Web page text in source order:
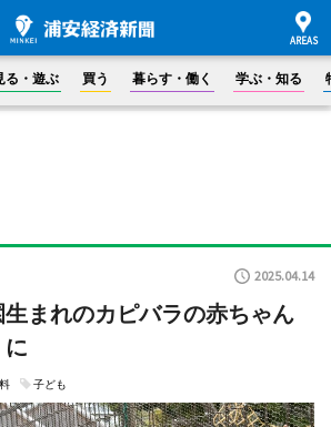
る・遊ぶ 買う 暮らす・働く 学ぶ・知る
2025.04.14
まれのカピバラの赤ちゃん
子ども